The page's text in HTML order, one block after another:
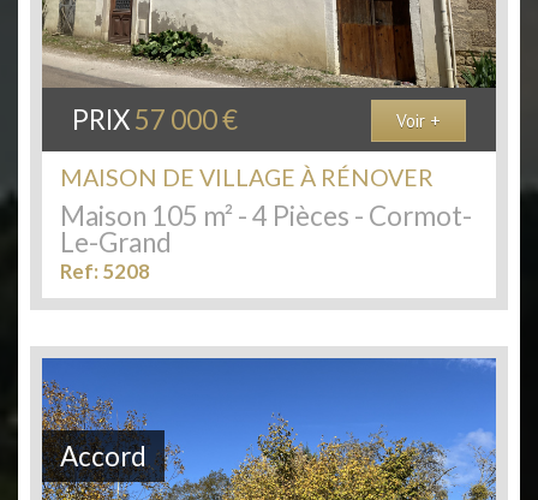
PRIX57 000€ Voir +
MAISON DE VILLAGE À RÉNOVER
Maison 105 m² - 4 Pièces - Cormot-
Le-Grand
Ref: 5208
Accord